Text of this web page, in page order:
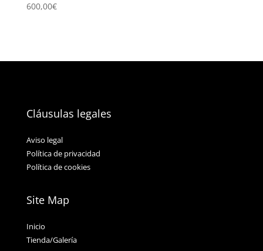
600,00€
Cláusulas legales
Aviso legal
Política de privacidad
Política de cookies
Site Map
Inicio
Tienda/Galería